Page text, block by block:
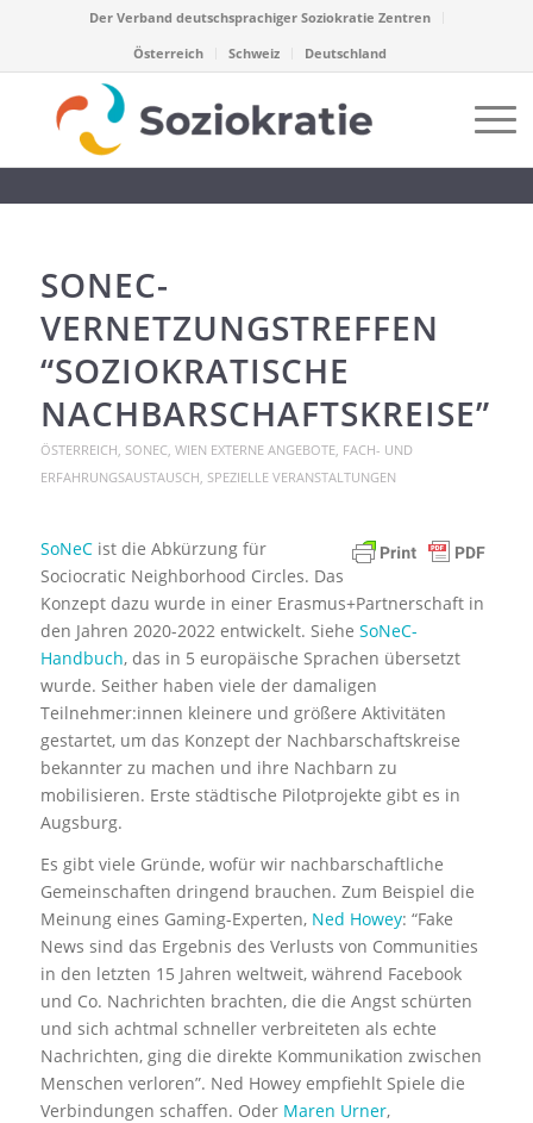
Der Verband deutschsprachiger Soziokratie Zentren
Österreich
Schweiz Deutschland
SONEC-
VERNETZUNGSTREFFEN
“SOZIOKRATISCHE
NACHBARSCHAFTSKREISE”
ÖSTERREICH, SONEC, WIEN EXTERNE ANGEBOTE, FACH- UND
ERFAHRUNGSAUSTAUSCH, SPEZIELLE VERANSTALTUNGEN
SoNeCist die Abkürzung für
Sociocratic Neighborhood Circles. Das
Konzept dazu wurde in einer Erasmus+Partnerschaft in
den Jahren 2020-2022 entwickelt. Siehe SoNeC-
Handbuch, das in 5 europäische Sprachen übersetzt
wurde. Seither haben viele der damaligen
Teilnehmer:innen kleinere und größere Aktivitäten
gestartet, um das Konzept der Nachbarschaftskreise
bekannter zu machen und ihre Nachbarn zu
mobilisieren. Erste städtische Pilotprojekte gibt es in
Augsburg.
Es gibt viele Gründe, wofür wir nachbarschaftliche
Gemeinschaften dringend brauchen. Zum Beispiel die
Meinung eines Gaming-Experten, Ned Howey: “Fake
News sind das Ergebnis des Verlusts von Communities
in den letzten 15 Jahren weltweit, während Facebook
und Co. Nachrichten brachten, die die Angst schürten
und sich achtmal schneller verbreiteten als echte
Nachrichten, ging die direkte Kommunikation zwischen
Menschen verloren”. Ned Howey empfiehlt Spiele die
Verbindungen schaffen. Oder Maren Urner,